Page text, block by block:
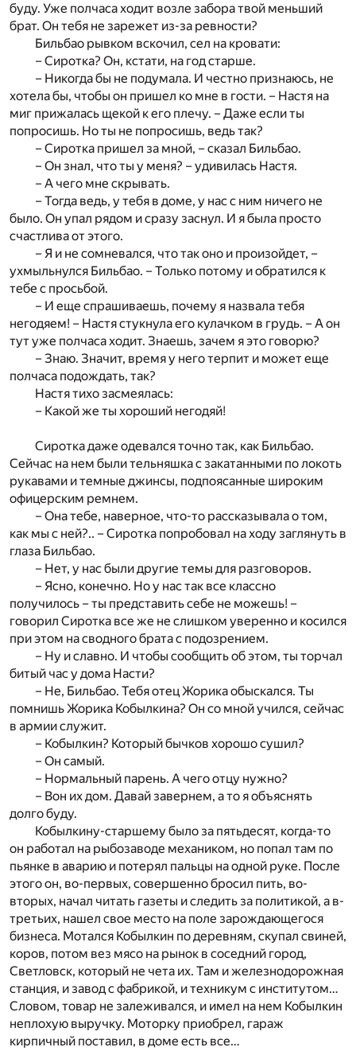
буду. Уже полчаса ходит возле забора твой меньший
брат. Он тебя не зарежет из-за ревности?
Бильбао рывком вскочил, сел на кровати:
– Сиротка? Он, кстати, на год старше.
– Никогда бы не подумала. И честно признаюсь, не
хотела бы, чтобы он пришел ко мне в гости. – Настя на
миг прижалась щекой к его плечу. – Даже если ты
попросишь. Но ты не попросишь, ведь так?
– Сиротка пришел за мной, – сказал Бильбао.
– Он знал, что ты у меня? – удивилась Настя.
– А чего мне скрывать.
– Тогда ведь, у тебя в доме, у нас с ним ничего не
было. Он упал рядом и сразу заснул. И я была просто
счастлива от этого.
– Я и не сомневался, что так оно и произойдет, –
ухмыльнулся Бильбао. – Только потому и обратился к
тебе с просьбой.
– И еще спрашиваешь, почему я назвала тебя
негодяем! – Настя стукнула его кулачком в грудь. – А он
тут уже полчаса ходит. Знаешь, зачем я это говорю?
– Знаю. Значит, время у него терпит и может еще
полчаса подождать, так?
Настя тихо засмеялась:
– Какой же ты хороший негодяй!
Сиротка даже одевался точно так, как Бильбао.
Сейчас на нем были тельняшка с закатанными по локоть
рукавами и темные джинсы, подпоясанные широким
офицерским ремнем.
– Она тебе, наверное, что-то рассказывала о том,
как мы с ней?.. – Сиротка попробовал на ходу заглянуть в
глаза Бильбао.
– Нет, у нас были другие темы для разговоров.
– Ясно, конечно. Но у нас так все классно
получилось – ты представить себе не можешь! –
говорил Сиротка все же не слишком уверенно и косился
при этом на сводного брата с подозрением.
– Ну и славно. И чтобы сообщить об этом, ты торчал
битый час у дома Насти?
– Не, Бильбао. Тебя отец Жорика обыскался. Ты
помнишь Жорика Кобылкина? Он со мной учился, сейчас
в армии служит.
– Кобылкин? Который бычков хорошо сушил?
– Он самый.
– Нормальный парень. А чего отцу нужно?
– Вон их дом. Давай завернем, а то я объяснять
долго буду.
Кобылкину-старшему было за пятьдесят, когда-то
он работал на рыбозаводе механиком, но попал там по
пьянке в аварию и потерял пальцы на одной руке. После
этого он, во-первых, совершенно бросил пить, во-
вторых, начал читать газеты и следить за политикой, а в-
третьих, нашел свое место на поле зарождающегося
бизнеса. Мотался Кобылкин по деревням, скупал свиней,
коров, потом вез мясо на рынок в соседний город,
Светловск, который не чета их. Там и железнодорожная
станция, и завод с фабрикой, и техникум с институтом…
Словом, товар не залеживался, и имел на нем Кобылкин
неплохую выручку. Моторку приобрел, гараж
кирпичный поставил, в доме есть все…